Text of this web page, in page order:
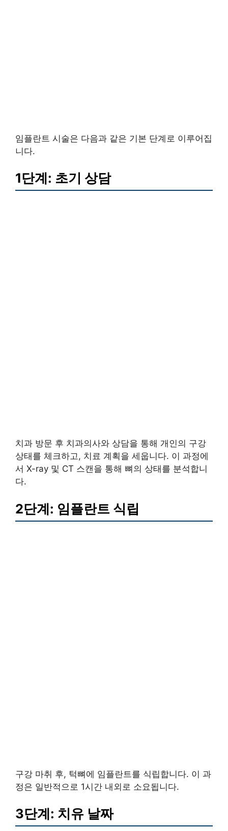
임플란트 시술은 다음과 같은 기본 단계로 이루어집
니다.
1단계: 초기 상담
치과 방문 후 치과의사와 상담을 통해 개인의 구강
상태를 체크하고, 치료 계획을 세웁니다. 이 과정에
서 X-ray 및 CT 스캔을 통해 뼈의 상태를 분석합니
다.
2단계: 임플란트 식립
구강 마취 후, 턱뼈에 임플란트를 식립합니다. 이 과
정은 일반적으로 1시간 내외로 소요됩니다.
3단계: 치유 날짜